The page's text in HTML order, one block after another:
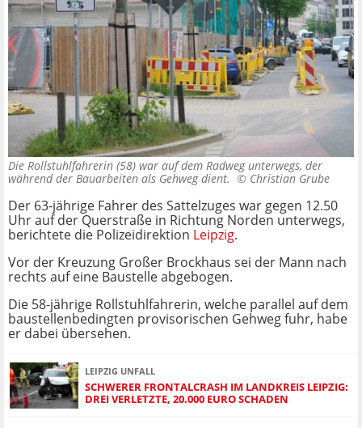
Die Rollstuhlfahrerin (58) war auf dem Radweg unterwegs, der
während der Bauarbeiten als Gehweg dient. © Christian Grube
Der 63-jährige Fahrer des Sattelzuges war gegen 12.50
Uhr auf der Querstraße in Richtung Norden unterwegs,
berichtete die Polizeidirektion Leipzig.
Vor der Kreuzung Großer Brockhaus sei der Mann nach
rechts auf eine Baustelle abgebogen.
Die 58-jährige Rollstuhlfahrerin, welche parallel auf dem
baustellenbedingten provisorischen Gehweg fuhr, habe
er dabei übersehen.
LEIPZIG UNFALL
SCHWERER FRONTALCRASH IM LANDKREIS LEIPZIG:
DREI VERLETZTE, 20.000 EURO SCHADEN